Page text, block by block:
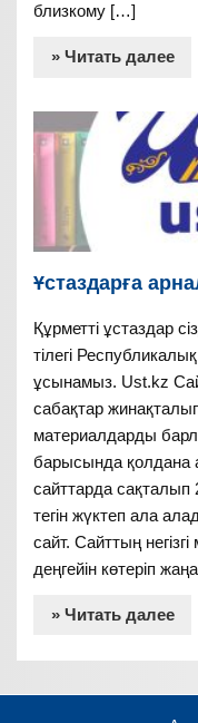
близкому […]
» Читать далее
Ұстаздарға
Құрметті ұстаздар
тілегі
ұсынамыз. Ust.kz
сабақтар
материалдарды
барысында қолдана
сайттарда сақталып
тегін жүктеп ала
сайт. Сайттың
деңгейін көтеріп
» Читать далее